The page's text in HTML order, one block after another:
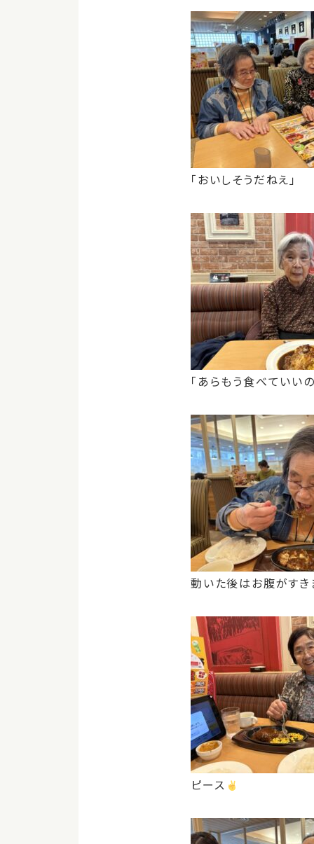
「おいしそうだねえ」
「あらもう食べていいの
動いた後はお腹がす
ピース